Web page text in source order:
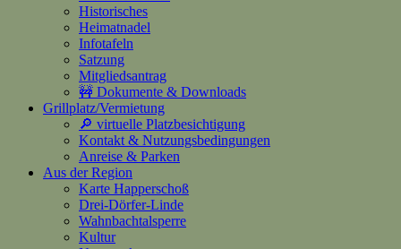
Historisches
Heimatnadel
Infotafeln
Satzung
Mitgliedsantrag
🚧 Dokumente & Downloads
Grillplatz/Vermietung
🔎 virtuelle Platzbesichtigung
Kontakt & Nutzungsbedingungen
Anreise & Parken
Aus der Region
Karte Happerschoß
Drei-Dörfer-Linde
Wahnbachtalsperre
Kultur